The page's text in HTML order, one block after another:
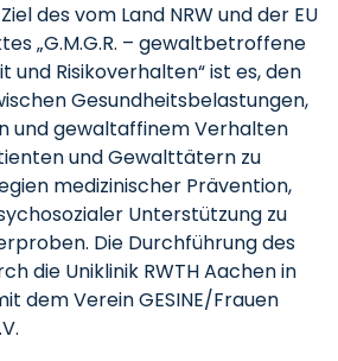
des vom Land NRW und der EU
„G.M.G.R. – gewaltbetroffene
und Risikoverhalten“ ist es, den
Gesundheitsbelastungen,
und gewaltaffinem Verhalten
und Gewalttätern zu
medizinischer Prävention,
Unterstützung zu
Die Durchführung des
die Uniklinik RWTH Aachen in
dem Verein GESINE/Frauen